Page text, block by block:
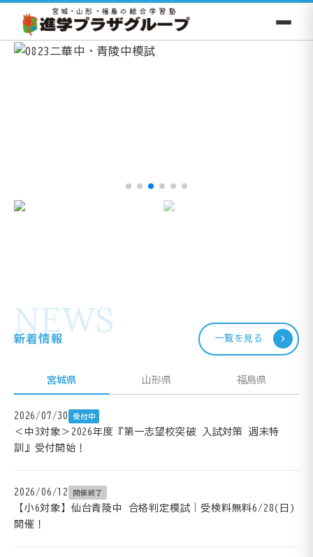
NEWS
新着情報 一覧を見る
宮城県 山形県 福島県
2026/07/30 受付中
＜中3対象＞2026年度『第一志望校突破 入試対策 週末特
訓』受付開始！
2026/06/12 開催終了
【小6対象】仙台青陵中 合格判定模試｜受検料無料6/28(日)
開催！